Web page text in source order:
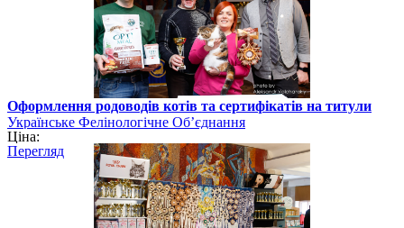
Оформлення родоводів котів та сертифікатів на титули
Українське Фелінологічне Об’єднання
Ціна:
Перегляд